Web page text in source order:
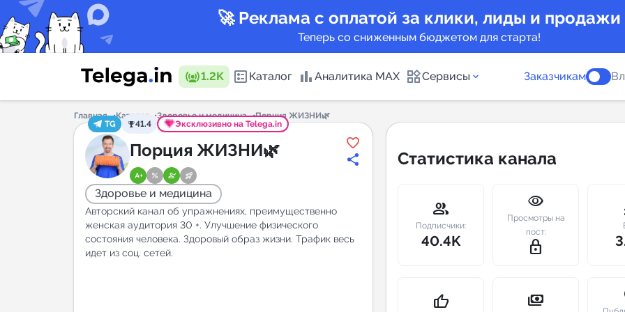
🚀 Реклама с оплатой за клики, лиды и продажи
Теперь со сниженным бюджетом для старта!
1.2K Каталог Аналитика MAX Сервисы
Каталог каналов
Индекс
Telegram
New
Заказчикам
Главная Каталог Здоровье и медицина
Порция ЖИЗНИ🌿
TG
41.4 Эксклюзивно на Telega.in
Порция ЖИЗНИ🌿
Здоровье и медицина
Авторский канал об упражнениях, преимущественно
женская аудитория 30 +. Улучшение физического
состояния человека. Здоровый образ жизни. Трафик весь
идет из соц. сетей.
Статистика канала
group
Подписчики:
40.4K
visibility
Просмотры на
пост:
lock_outline
thumb_up payments